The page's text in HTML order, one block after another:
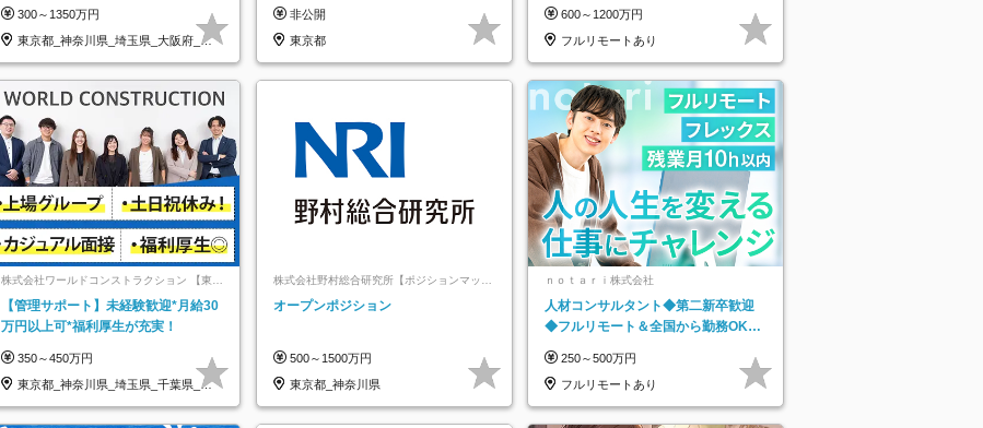
b
300～1350万円
東京都_神奈川県_埼玉県_大阪府_愛
知県…
非公開
東京都
600～1200万円
フルリモートあり
株式会社ワールドコンストラクション 【東証
一部】 (ワールドホールディングス・グルー
プ)【管理サポート】未経験歓迎*月給30
万円以上可*福利厚生が充実！
350～450万円
東京都_神奈川県_埼玉県_千葉県_大
阪府…
株式会社野村総合研究所【ポジションマッチ
オープンポジション
500～1500万円
東京都_神奈川県
ｎｏｔａｒｉ株式会社
人材コンサルタント◆第二新卒歓迎
◆フルリモート＆全国から勤務OK◆
250～500万円
フルリモートあり